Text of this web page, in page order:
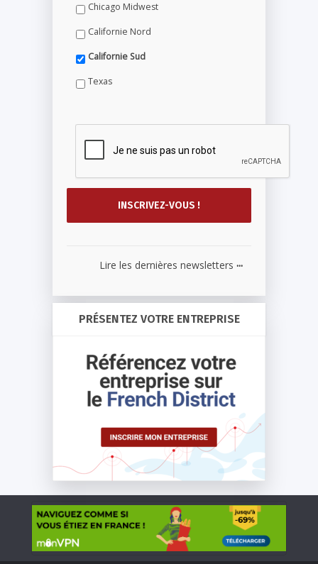
Chicago Midwest
Californie Nord
Californie Sud
Texas
Lire les dernières newsletters ...
PRÉSENTEZ VOTRE ENTREPRISE